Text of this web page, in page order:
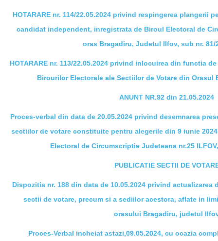
HOTARARE nr. 114/22.05.2024 privind respingerea plangerii
candidat independent, inregistrata de Biroul Electoral de
oras Bragadiru, Judetul Ilfov, sub nr. 81/
HOTARARE nr. 113/22.05.2024 privind inlocuirea din functia
Birourilor Electorale ale Sectiilor de Votare din
ANUNT NR.92 din 21.05.2024
Proces-verbal din data de 20.05.2024 privind desemnarea
sectiilor de votare constituite pentru alegerile din 9 iunie
Electoral de Circumscriptie Judeteana nr.25
PUBLICATIE SECTII DE
Dispozitia nr. 188 din data de 10.05.2024 privind
sectii de votare, precum si a sediilor acestora, aflate in
orasului Bragadiru, judetul
Proces-Verbal incheiat astazi,09.05.2024, cu ocazia